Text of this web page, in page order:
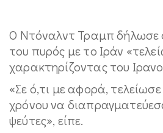
⁠Ο Ντόναλντ Τραμπ δήλωσε
του πυρός με το Ιράν
χαρακτηρίζοντας του
«Σε ό,τι με αφορά, τελείωσε
χρόνου να
ψεύτες», είπε.